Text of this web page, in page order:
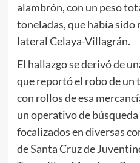
alambrón, con un peso
toneladas, que había
lateral Celaya-Villagrán.
El hallazgo se derivó de
que reportó el robo de un
con rollos de esa
un operativo de
focalizados en diversas
de Santa Cruz de